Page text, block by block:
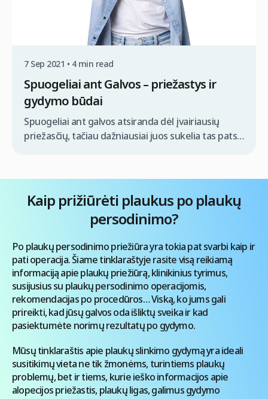
7 Sep 2021 • 4 min read
Spuogeliai ant Galvos – priežastys ir
gydymo būdai
Spuogeliai ant galvos atsiranda dėl įvairiausių
priežasčių, tačiau dažniausiai juos sukelia tas pats
daug dažniau negu yra manoma ir galvos spuogai
net gali sukelti plaukų slinkimą. Domėdamiesi dėl
plaukų transplantacijos kainų, pacientai taip pat
domisi priemonėmis, nuo galvos spuogų. Taigi, ką
Kaip prižiūrėti plaukus po plaukų
persodinimo?
Po plaukų persodinimo priežiūra yra tokia pat svarbi kaip ir
pati operacija. Šiame tinklaraštyje rasite visą reikiamą
informaciją apie plaukų priežiūrą, klinikinius tyrimus,
susijusius su plaukų persodinimo operacijomis,
rekomendacijas po procedūros… Viską, ko jums gali
prireikti, kad jūsų galvos oda išliktų sveika ir kad
pasiektumėte norimų rezultatų po gydymo.
Mūsų tinklaraštis apie plaukų slinkimo gydymą yra ideali
susitikimų vieta ne tik žmonėms, turintiems plaukų
problemų, bet ir tiems, kurie ieško informacijos apie
alopecijos priežastis, plaukų ligas, galimus gydymo